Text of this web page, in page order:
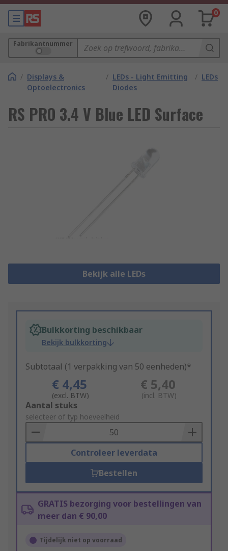
0
Fabrikantnummer
/ Displays &
Optoelectronics
/ LEDs - Light Emitting
Diodes
/ LEDs
RS PRO 3.4 V Blue LED Surface
Bekijk alle LEDs
Bulkkorting beschikbaar
Bekijk bulkkorting
Subtotaal (1 verpakking van 50 eenheden)*
€ 4,45
(excl. BTW)
€ 5,40
(incl. BTW)
Add
to
Basket
Aantal stuks
selecteer of typ hoeveelheid
Controleer leverdata
Bestellen
GRATIS bezorging voor bestellingen van
meer dan € 90,00
Tijdelijk niet op voorraad